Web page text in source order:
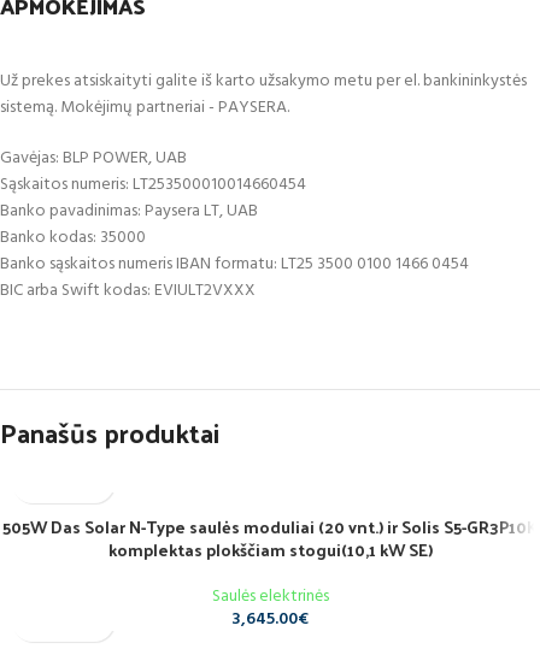
Už prekes atsiskaityti galite iš karto užsakymo metu per el. bankininkystės
sistemą. Mokėjimų partneriai - PAYSERA.
Gavėjas: BLP POWER, UAB
Sąskaitos numeris: LT253500010014660454
Banko pavadinimas: Paysera LT, UAB
Banko kodas: 35000
Banko sąskaitos numeris IBAN formatu: LT25 3500 0100 1466 0454
BIC arba Swift kodas: EVIULT2VXXX
Panašūs produktai
505W Das Solar N-Type saulės moduliai (20 vnt.) ir Solis S5-GR3P10K
komplektas plokščiam stogui(10,1 kW SE)
Saulės elektrinės
3,645.00€